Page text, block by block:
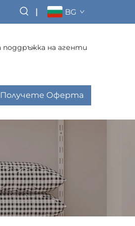
| BG
на агенти
Получете Оферта